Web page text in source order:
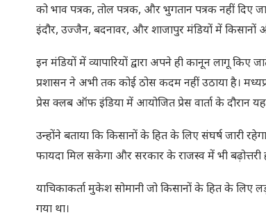
को भाव पत्रक, तोल पत्रक, और भुगतान पत्रक नहीं दिए
इंदौर, उज्जैन, बदनावर, और शाजापुर मंडियों में
इन मंडियों में व्यापारियों द्वारा अपने ही कानून लागू
प्रशासन ने अभी तक कोई ठोस कदम नहीं उठाया है।
प्रेस क्लब ऑफ इंडिया में आयोजित प्रेस वार्ता के दौरान यह
उन्होंने बताया कि किसानों के हित के लिए संघर्ष जारी
फायदा मिल सकेगा और सरकार के राजस्व में भी बढ़ोत्तरी
याचिकाकर्ता मुकेश सोमानी जो किसानों के हित के लिए
गया था।